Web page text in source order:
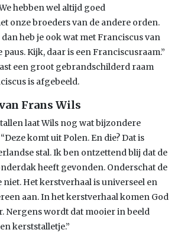
hebben wel altijd goed
onze broeders van de andere orden.
heb je ook wat met Franciscus van
paus. Kijk, daar is een Franciscusraam.”
een groot gebrandschilderd raam
is afgebeeld.
Frans Wils
laat Wils nog wat bijzondere
komt uit Polen. En die? Dat is
stal. Ik ben ontzettend blij dat de
heeft gevonden. Onderschat de
Het kerstverhaal is universeel en
aan. In het kerstverhaal komen God
Nergens wordt dat mooier in beeld
kerststalletje.”